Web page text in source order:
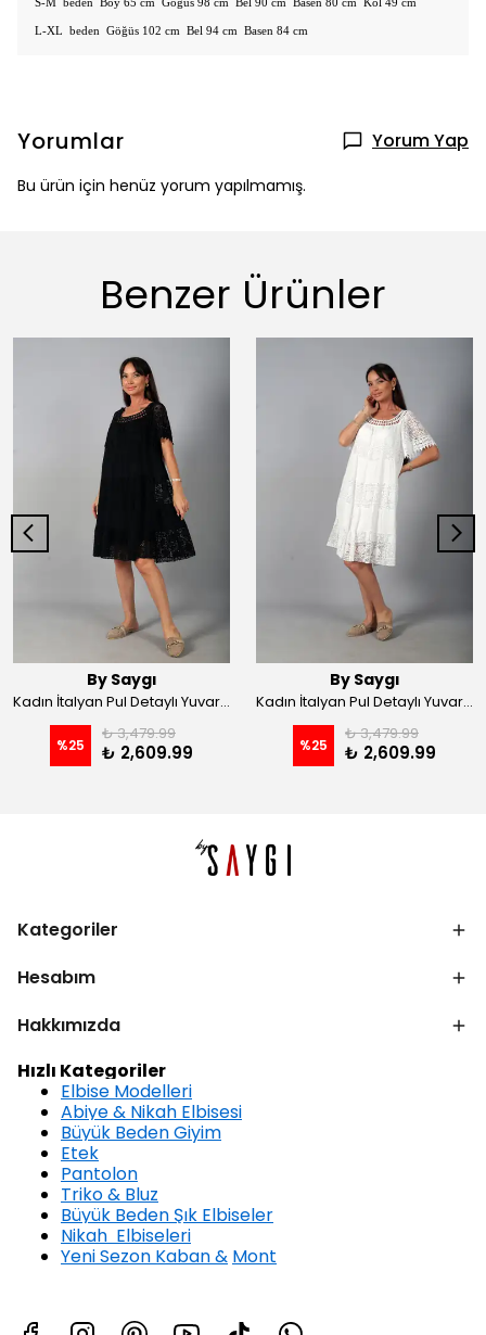
L-XL beden Göğüs 102 cm Bel 94 cm Basen 84 cm
Yorumlar Yorum Yap
Bu ürün için henüz yorum yapılmamış.
Benzer Ürünler
By Saygı
Kadın İtalyan Pul Detaylı Yuvarlak Yakalı Astarlı Dantelli Midi Elbise - Siyah
%25
₺ 3,479.99
₺ 2,609.99
By Saygı
Kadın İtalyan Pul Detaylı Yuvarlak Yakalı Astarlı Dantelli Midi Elbise - Beyaz
%25
₺ 3,479.99
₺ 2,609.99
Kategoriler
Hesabım
Hakkımızda
Hızlı Kategoriler
Elbise Modelleri
Abiye & Nikah Elbisesi
Büyük Beden Giyim
Etek
Pantolon
Triko & Bluz
Büyük Beden Şık Elbiseler
Nikah Elbiseleri
Yeni Sezon Kaban & Mont